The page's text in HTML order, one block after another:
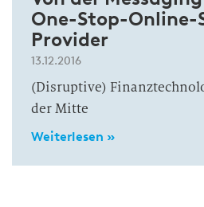
One-Stop-Online-
Provider
13.12.2016
(Disruptive)
der Mitte
Weiterlesen »